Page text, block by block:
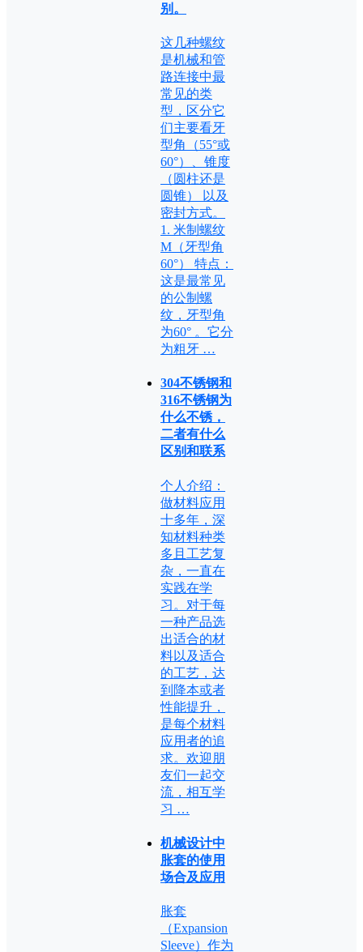
别。
这几种螺纹
是机械和管
路连接中最
常见的类
型，区分它
们主要看牙
型角（55°或
60°）、锥度
（圆柱还是
圆锥） 以及
密封方式。
1. 米制螺纹
M（牙型角
60°） 特点：
这是最常见
的公制螺
纹，牙型角
为60° 。它分
为粗牙 …
304不锈钢和
316不锈钢为
什么不锈，
二者有什么
区别和联系
个人介绍：
做材料应用
十多年，深
知材料种类
多且工艺复
杂，一直在
实践在学
习。对于每
一种产品选
出适合的材
料以及适合
的工艺，达
到降本或者
性能提升，
是每个材料
应用者的追
求。欢迎朋
友们一起交
流，相互学
习 …
机械设计中
胀套的使用
场合及应用
胀套
（Expansion
Sleeve）作为